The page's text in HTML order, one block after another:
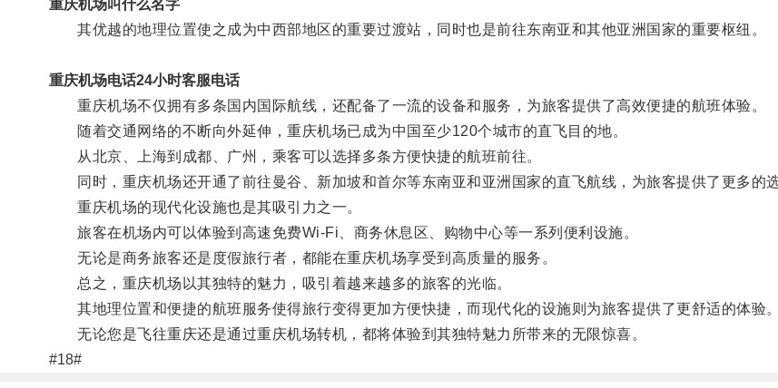
重庆机场叫什么名字
其优越的地理位置使之成为中西部地区的重要过渡站，同时也是前往东南亚和其他亚洲国家的重要枢纽。
重庆机场电话24小时客服电话
重庆机场不仅拥有多条国内国际航线，还配备了一流的设备和服务，为旅客提供了高效便捷的航班体验。
随着交通网络的不断向外延伸，重庆机场已成为中国至少120个城市的直飞目的地。
从北京、上海到成都、广州，乘客可以选择多条方便快捷的航班前往。
同时，重庆机场还开通了前往曼谷、新加坡和首尔等东南亚和亚洲国家的直飞航线，为旅客提供了更多的选
重庆机场的现代化设施也是其吸引力之一。
旅客在机场内可以体验到高速免费Wi-Fi、商务休息区、购物中心等一系列便利设施。
无论是商务旅客还是度假旅行者，都能在重庆机场享受到高质量的服务。
总之，重庆机场以其独特的魅力，吸引着越来越多的旅客的光临。
其地理位置和便捷的航班服务使得旅行变得更加方便快捷，而现代化的设施则为旅客提供了更舒适的体验。
无论您是飞往重庆还是通过重庆机场转机，都将体验到其独特魅力所带来的无限惊喜。
#18#